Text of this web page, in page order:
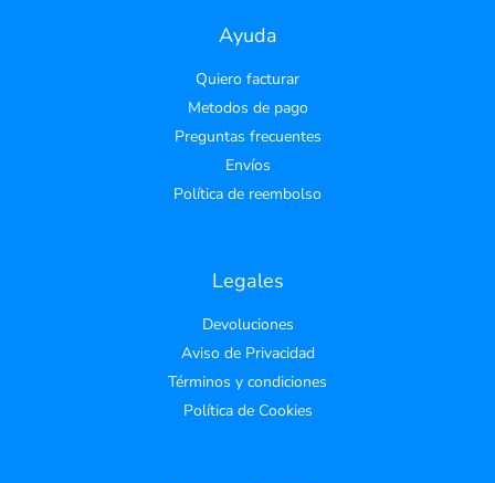
Ayuda
Quiero facturar
Metodos de pago
Preguntas frecuentes
Envíos
Política de reembolso
Legales
Devoluciones
Aviso de Privacidad
Términos y condiciones
Política de Cookies